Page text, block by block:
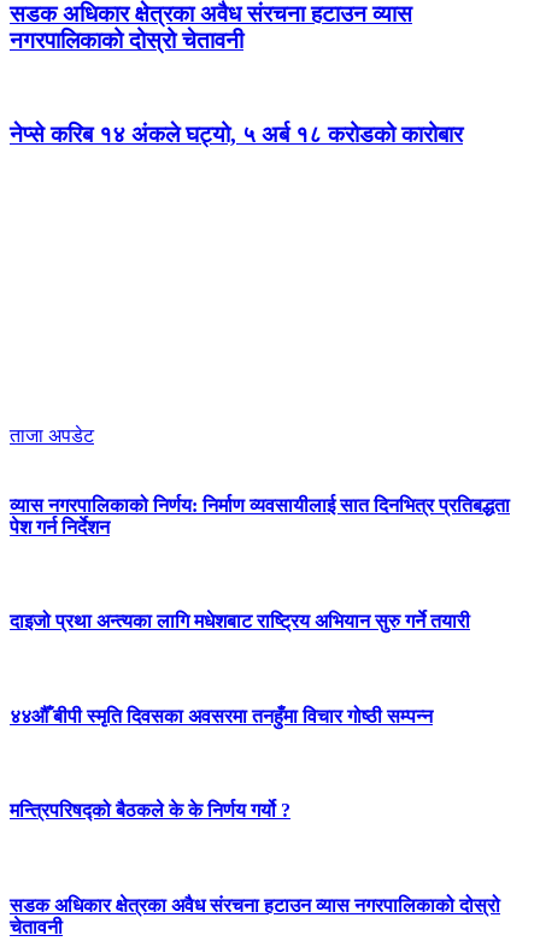
सडक अधिकार क्षेत्रका अवैध संरचना हटाउन व्यास
नगरपालिकाको दोस्रो चेतावनी
नेप्से करिब १४ अंकले घट्यो, ५ अर्ब १८ करोडको कारोबार
ताजा अपडेट
व्यास नगरपालिकाको निर्णय: निर्माण व्यवसायीलाई सात दिनभित्र प्रतिबद्धता
पेश गर्न निर्देशन
दाइजो प्रथा अन्त्यका लागि मधेशबाट राष्ट्रिय अभियान सुरु गर्ने तयारी
४४औँ बीपी स्मृति दिवसका अवसरमा तनहुँमा विचार गोष्ठी सम्पन्न
मन्त्रिपरिषद्को बैठकले के के निर्णय गर्यो ?
सडक अधिकार क्षेत्रका अवैध संरचना हटाउन व्यास नगरपालिकाको दोस्रो
चेतावनी